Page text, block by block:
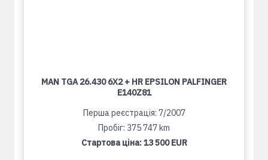
MAN TGA 26.430 6X2 + HR EPSILON PALFINGER
E140Z81
Перша реєстрація: 7/2007
Пробіг: 375 747 km
Стартова ціна:13 500 EUR